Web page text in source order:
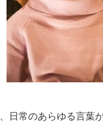
日常のあらゆる言葉